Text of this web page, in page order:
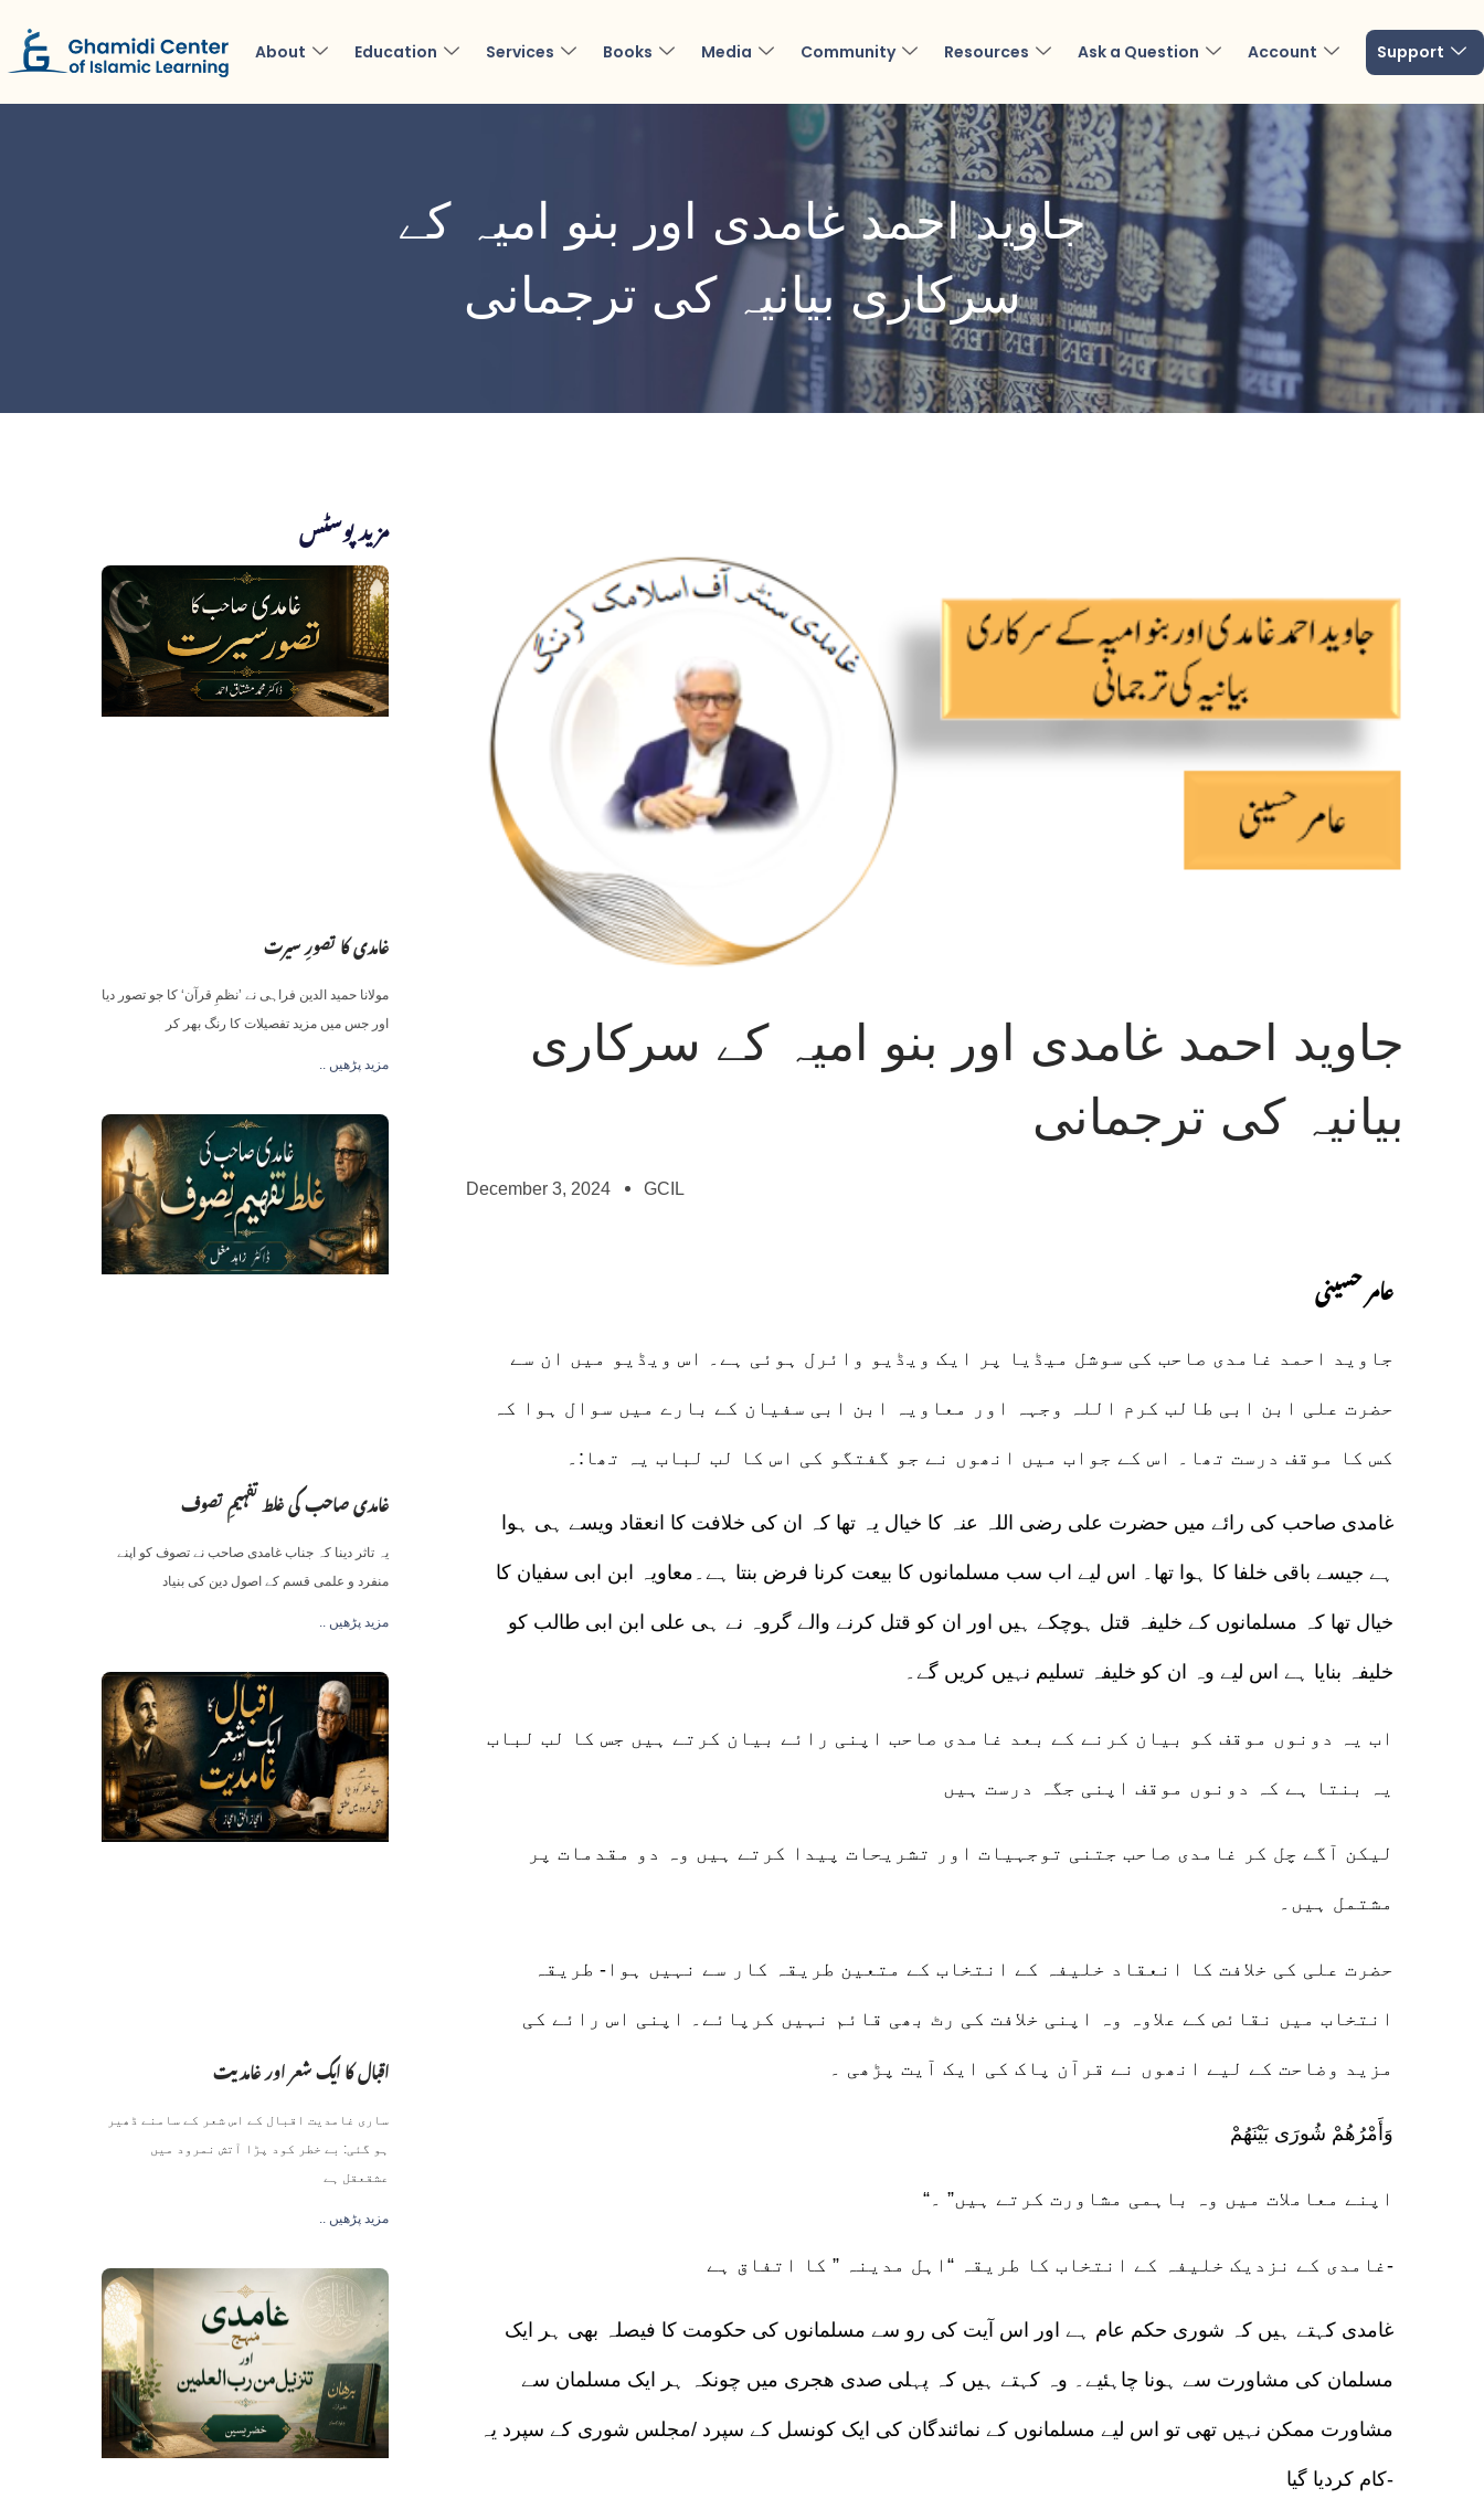
About Education Services Books Media Community Resources Ask a Question Account Support
جاوید احمد غامدی اور بنو امیہ کے
سرکاری بیانیہ کی ترجمانی
مزید پوسٹس
غامدی کا تصورِ سیرت
مولانا حمید الدین فراہی نے ’نظمِ قرآن‘ کا جو تصور دیا
اور جس میں مزید تفصیلات کا رنگ بھر کر
.. مزید پڑھیں
غامدی صاحب کی غلط تفہیمِ تصوف
یہ تاثر دینا کہ جناب غامدی صاحب نے تصوف کو اپنے
منفرد و علمی قسم کے اصول دین کی بنیاد
.. مزید پڑھیں
اقبال کا ایک شعر اور غامدیت
ساری غامدیت اقبال کے اس شعر کے سامنے ڈھیر
ہو گئی: بے خطر کود پڑا آتش نمرود میں
عشقعقل ہے
.. مزید پڑھیں
جاوید احمد غامدی اور بنو امیہ کے سرکاری
بیانیہ کی ترجمانی
December 3, 2024 GCIL
عامر حسینی
جاوید احمد غامدی صاحب کی سوشل میڈیا پر ایک ویڈیو وائرل ہوئی ہے۔ اس ویڈیو میں ان سے
حضرت علی ابن ابی طالب کرم اللہ وجہہ اور معاویہ ابن ابی سفیان کے بارے میں سوال ہوا کہ
کس کا موقف درست تھا۔ اس کے جواب میں انھوں نے جو گفتگو کی اس کا لب لباب یہ تھا:۔
غامدی صاحب کی رائے میں حضرت علی رضی اللہ عنہ کا خیال یہ تھا کہ ان کی خلافت کا انعقاد ویسے ہی ہوا
ہے جیسے باقی خلفا کا ہوا تھا۔ اس لیے اب سب مسلمانوں کا بیعت کرنا فرض بنتا ہے۔معاویہ ابن ابی سفیان کا
خیال تھا کہ مسلمانوں کے خلیفہ قتل ہوچکے ہیں اور ان کو قتل کرنے والے گروہ نے ہی علی ابن ابی طالب کو
خلیفہ بنایا ہے اس لیے وہ ان کو خلیفہ تسلیم نہیں کریں گے۔
اب یہ دونوں موقف کو بیان کرنے کے بعد غامدی صاحب اپنی رائے بیان کرتے ہیں جس کا لب لباب
یہ بنتا ہے کہ دونوں موقف اپنی جگہ درست ہیں
لیکن آگے چل کر غامدی صاحب جتنی توجہیات اور تشریحات پیدا کرتے ہیں وہ دو مقدمات پر
مشتمل ہیں۔
حضرت علی کی خلافت کا انعقاد خلیفہ کے انتخاب کے متعین طریقہ کار سے نہیں ہوا- طریقہ
انتخاب میں نقائص کے علاوہ وہ اپنی خلافت کی رٹ بھی قائم نہیں کرپائے۔ اپنی اس رائے کی
مزید وضاحت کے لیے انھوں نے قرآن پاک کی ایک آیت پڑھی ۔
وَأَمْرُهُمْ شُورَى بَيْنَهُمْ
“اپنے معاملات میں وہ باہمی مشاورت کرتے ہیں” ۔
غامدی کے نزدیک خلیفہ کے انتخاب کا طریقہ “اہل مدینہ ” کا اتفاق ہے-
غامدی کہتے ہیں کہ شوری حکم عام ہے اور اس آیت کی رو سے مسلمانوں کی حکومت کا فیصلہ بھی ہر ایک
مسلمان کی مشاورت سے ہونا چاہئیے۔ وہ کہتے ہیں کہ پہلی صدی ھجری میں چونکہ ہر ایک مسلمان سے
مشاورت ممکن نہیں تھی تو اس لیے مسلمانوں کے نمائندگان کی ایک کونسل کے سپرد /مجلس شوری کے سپرد یہ
کام کردیا گیا-